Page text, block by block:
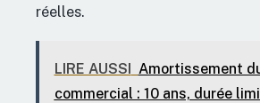
réelles.
LIRE AUSSI Amortissement
commercial : 10 ans, durée